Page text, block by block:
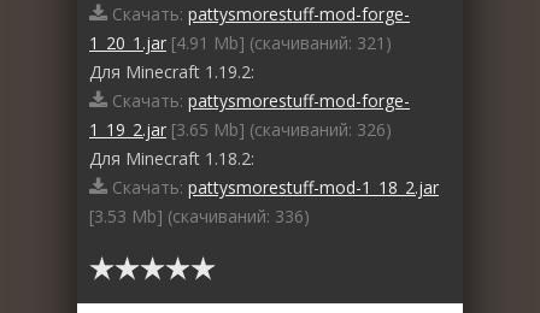
Скачать: pattysmorestuff-mod-forge-
1_20_1.jar [4.91 Mb] (cкачиваний: 321)
Для Minecraft 1.19.2:
Скачать: pattysmorestuff-mod-forge-
1_19_2.jar [3.65 Mb] (cкачиваний: 326)
Для Minecraft 1.18.2:
Скачать: pattysmorestuff-mod-1_18_2.jar
[3.53 Mb] (cкачиваний: 336)